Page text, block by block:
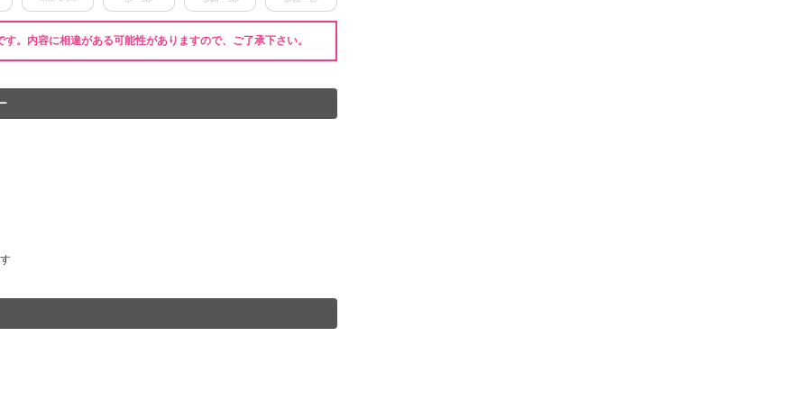
。内容に相違がある可能性がありますので、ご了承下さい。